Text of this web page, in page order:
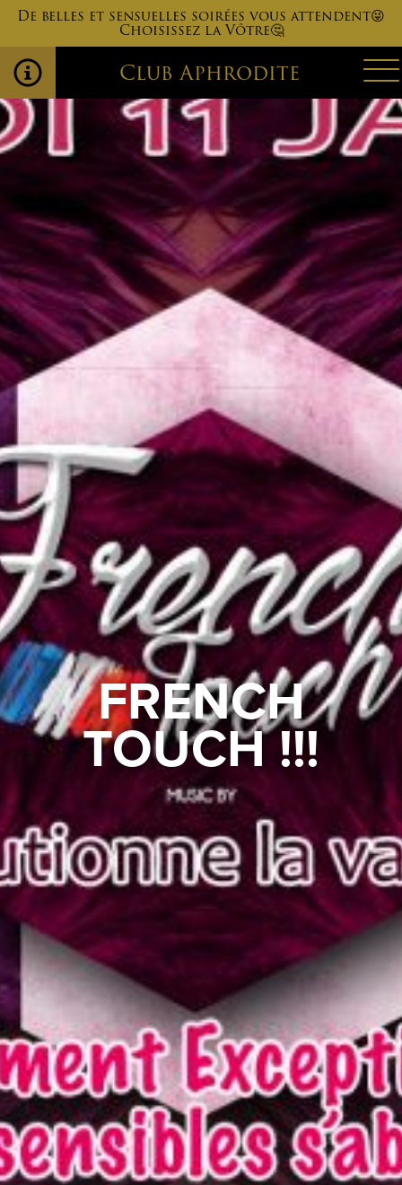
De belles et sensuelles soirées vous attendent😜
Choisissez la Vôtre🤔
Club Aphrodite
FRENCH
TOUCH !!!